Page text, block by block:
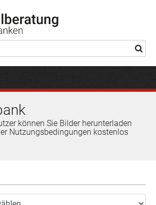
können Sie Bilder herunterladen
Nutzungsbedingungen kostenlos